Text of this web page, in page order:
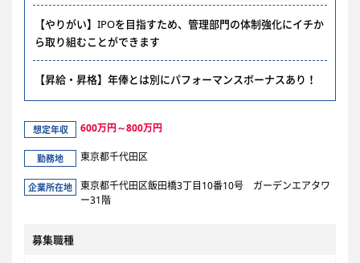
【やりがい】IPOを目指すため、管理部門の体制強化にイチか
ら取り組むことができます
【昇給・昇格】年俸とは別にパフォーマンスボーナスあり！
想定年収 600万円～800万円
勤務地 東京都千代田区
企業所在地
東京都千代田区飯田橋3丁目10番10号 ガーデンエアタワ
ー31階
募集職種